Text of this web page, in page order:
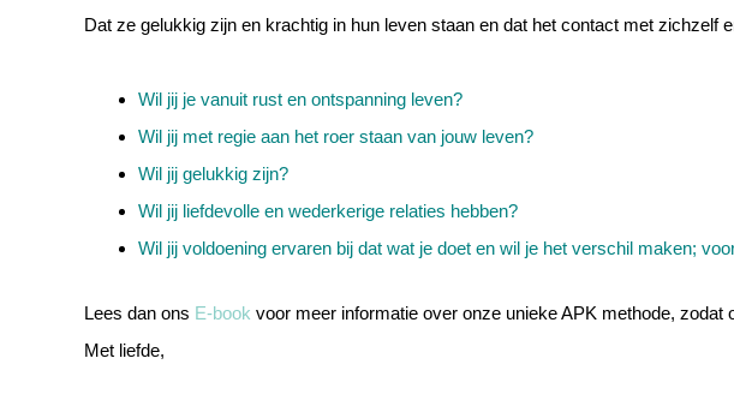
Dat ze gelukkig zijn en krachtig in hun leven staan en dat het contact met zichzelf
Wil jij je vanuit rust en ontspanning leven?
Wil jij met regie aan het roer staan van jouw leven?
Wil jij gelukkig zijn?
Wil jij liefdevolle en wederkerige relaties hebben?
Wil jij voldoening ervaren bij dat wat je doet en wil je het verschil maken;
Lees dan ons E-book voor meer informatie over onze unieke APK methode,
Met liefde,